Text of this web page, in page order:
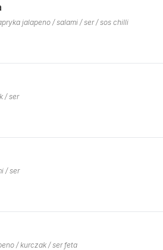
jalapeno / salami / ser / sos chilli
/ ser
/ ser
/ kurczak / ser feta